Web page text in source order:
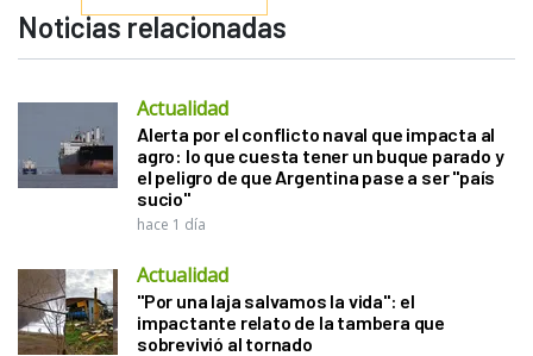
Noticias relacionadas
Actualidad
Alerta por el conflicto naval que impacta al
agro: lo que cuesta tener un buque parado y
el peligro de que Argentina pase a ser "país
sucio"
hace 1 día
Actualidad
"Por una laja salvamos la vida": el
impactante relato de la tambera que
sobrevivió al tornado